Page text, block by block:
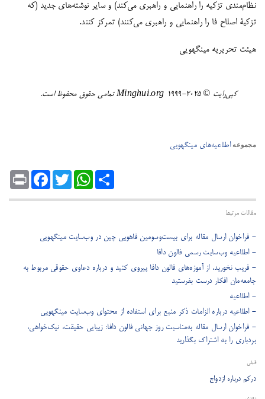
نظام‌مندی تزکیه را راهنمایی و راهبری می‌کند) و سایر نوشته‌های جدید (که
تزکیۀ‌ اصلاح فا را راهنمایی و راهبری می‌کنند) تمرکز کنند.
هیئت تحریریه مینگهویی
کپی‌رایت ©️ ٢٠٢٥-١٩٩٩ Minghui.org تمامی حقوق محفوظ است.
مجموعهاطلاعیه‌های مینگهویی
Print
FacebookTwitter
WhatsAppShare
مقالات مرتبط
- فراخوان ارسال مقاله برای بیست‌وسومین فاهویی چین در وب‌سایت مینگهویی
- اطلاعیه وب‌سایت رسمی فالون دافا
- فریب نخورید، از آموزه‌های فالون دافا پیروی کنید و درباره دعاوی حقوقی مربوط به
جامعه‌مان افکار درست بفرستید
- اطلاعیه
- اطلاعیه درباره الزامات ذکر منبع برای استفاده از محتوای وب‌سایت مینگهویی
- فراخوان ارسال مقاله به‌مناسبت روز جهانی فالون دافا: زیبایی حقیقت، نیک‌خواهی،
بردباری را به اشتراک بگذارید
قبلی
درکم درباره ازدواج